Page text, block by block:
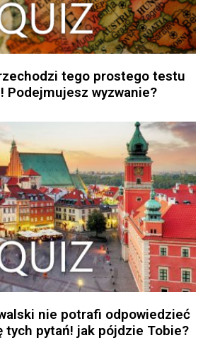
tego prostego testu
Podejmujesz wyzwanie?
nie potrafi odpowiedzieć
tych pytań! jak pójdzie Tobie?